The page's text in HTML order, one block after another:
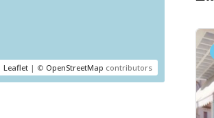
Leaflet| © OpenStreetMap contributors